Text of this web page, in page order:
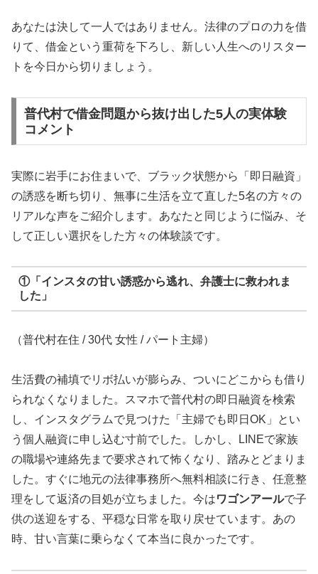
あなたは決して一人ではありません。法律のプロの力を借
りて、借金という重荷を下ろし、新しい人生へのリスター
トを今日から切りましょう。
普代村で借金問題から抜け出した5人の実体験
コメント
実際に岩手にお住まいで、ブラック状態から「即日融資」
の誘惑を断ち切り、無事に生活を立て直した5名の方々の
リアルな声をご紹介します。あなたと同じように悩み、そ
して正しい選択をした方々の体験談です。
①「インスタの甘い誘惑から逃れ、弁護士に救われま
した」
（普代村在住 / 30代 女性 / パート主婦）
生活費の補填でリボ払いが膨らみ、ついにどこからも借り
られなくなりました。スマホで普代村の即日融資を検索
し、インスタグラムで見つけた「主婦でも即日OK」とい
う個人融資に申し込む寸前でした。しかし、LINEで家族
の職場や連絡先まで要求されて怖くなり、踏みとどまりま
した。すぐに地元の法律事務所へ無料相談に行き、任意整
理をして返済の目処が立ちました。今はワゴンアールで子
供の送迎をする、平穏な日常を取り戻せています。あの
時、甘い言葉に乗らなくて本当に良かったです。